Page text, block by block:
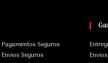
Pagamentos Seguros
Envios Seguros